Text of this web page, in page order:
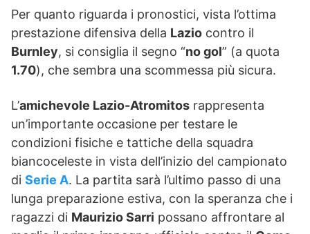
Per quanto riguarda i pronostici, vista l’ottima
prestazione difensiva della Lazio contro il
Burnley, si consiglia il segno “no gol” (a quota
1.70), che sembra una scommessa più sicura.
L’amichevole Lazio-Atromitos rappresenta
un’importante occasione per testare le
condizioni fisiche e tattiche della squadra
biancoceleste in vista dell’inizio del campionato
di Serie A. La partita sarà l’ultimo passo di una
lunga preparazione estiva, con la speranza che i
ragazzi di Maurizio Sarri possano affrontare al